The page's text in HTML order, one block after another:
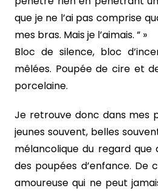
que je ne l’ai pas comprise
mes bras. Mais je l’aimais. ” »
Bloc de silence, bloc
mêlées. Poupée de cire et
porcelaine.
Je retrouve donc dans mes
jeunes souvent, belles
mélancolique du regard que
des poupées d’enfance.
amoureuse qui ne peut